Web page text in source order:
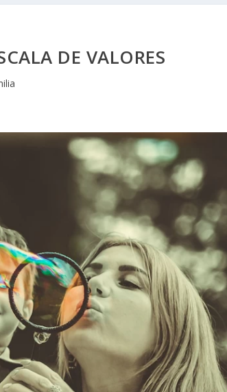
DE VALORES